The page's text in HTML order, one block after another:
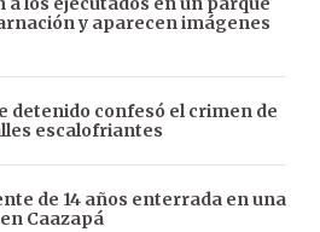
y aparecen imágenes
detenido confesó el crimen de
escalofriantes
de 14 años enterrada en una
Caazapá